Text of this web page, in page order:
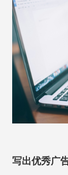
写出优秀广